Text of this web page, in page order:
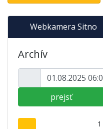
Webkamera Sitno
Archív
prejsť